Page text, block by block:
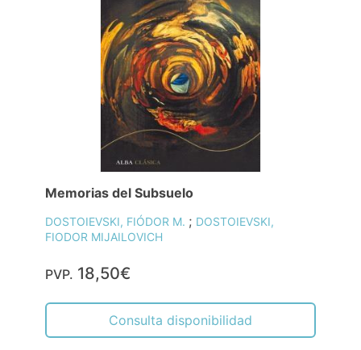
Memorias del Subsuelo
DOSTOIEVSKI, FIÓDOR M. ; DOSTOIEVSKI,
FIODOR MIJAILOVICH
PVP. 18,50€
Consulta disponibilidad